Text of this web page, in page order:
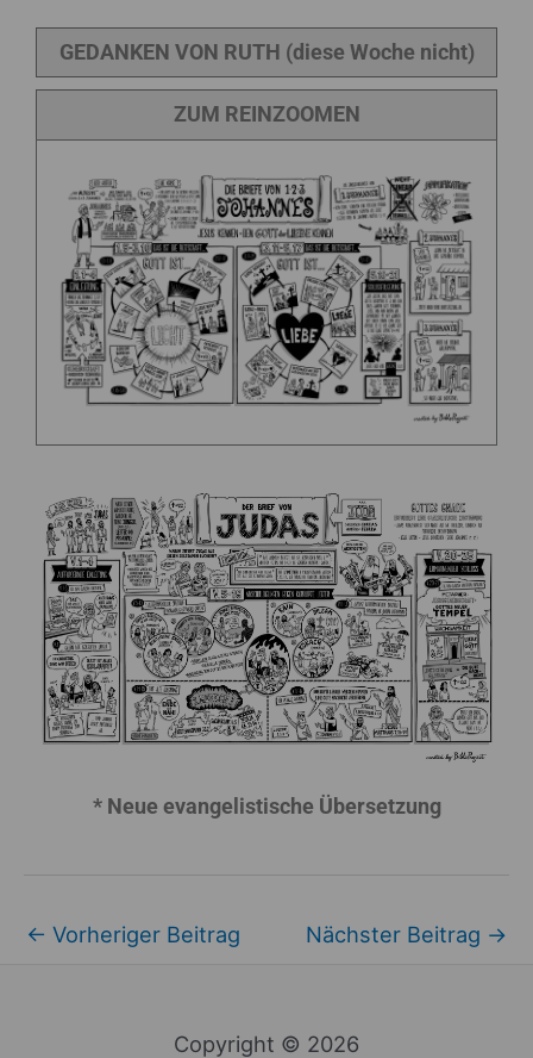
GEDANKEN VON RUTH (diese Woche nicht)
ZUM REINZOOMEN
* Neue evangelistische Übersetzung
← Vorheriger Beitrag Nächster Beitrag →
Copyright © 2026